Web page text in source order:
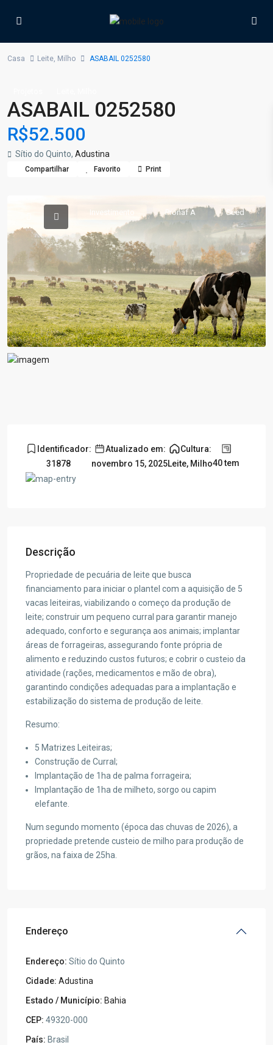
Casa Leite, Milho ASABAIL 0252580
ASABAIL 0252580
R$52.500
Sítio do Quinto, Adustina
Compartilhar Favorito Print
Investimento Pronaf A Seed
Identificador:
31878
Atualizado em:
novembro 15, 2025
Cultura:
Leite, Milho40 tem
Descrição
Propriedade de pecuária de leite que busca
financiamento para iniciar o plantel com a aquisição de 5
vacas leiteiras, viabilizando o começo da produção de
leite; construir um pequeno curral para garantir manejo
adequado, conforto e segurança aos animais; implantar
áreas de forrageiras, assegurando fonte própria de
alimento e reduzindo custos futuros; e cobrir o custeio da
atividade (rações, medicamentos e mão de obra),
garantindo condições adequadas para a implantação e
estabilização do sistema de produção de leite.
Resumo:
5 Matrizes Leiteiras;
Construção de Curral;
Implantação de 1ha de palma forrageira;
Implantação de 1ha de milheto, sorgo ou capim
elefante.
Num segundo momento (época das chuvas de 2026), a
propriedade pretende custeio de milho para produção de
grãos, na faixa de 25ha.
Endereço
Endereço: Sítio do Quinto
Cidade: Adustina
Estado / Município: Bahia
CEP: 49320-000
País: Brasil